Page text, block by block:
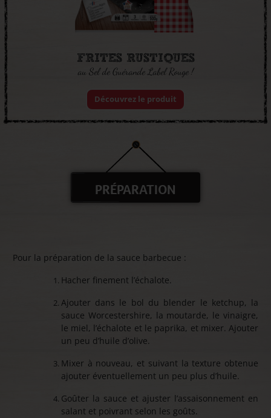
FRITES RUSTIQUES
au Sel de Guérande Label Rouge !
Découvrez le produit
PRÉPARATION
Pour la préparation de la sauce barbecue :
Hacher finement l’échalote.
Ajouter dans le bol du blender le ketchup, la
sauce Worcestershire, la moutarde, le vinaigre,
le miel, l’échalote et le paprika, et mixer. Ajouter
un peu d’huile d’olive.
Mixer à nouveau, et suivant la texture obtenue
ajouter éventuellement un peu plus d’huile.
Goûter la sauce et ajuster l’assaisonnement en
salant et poivrant selon les goûts.